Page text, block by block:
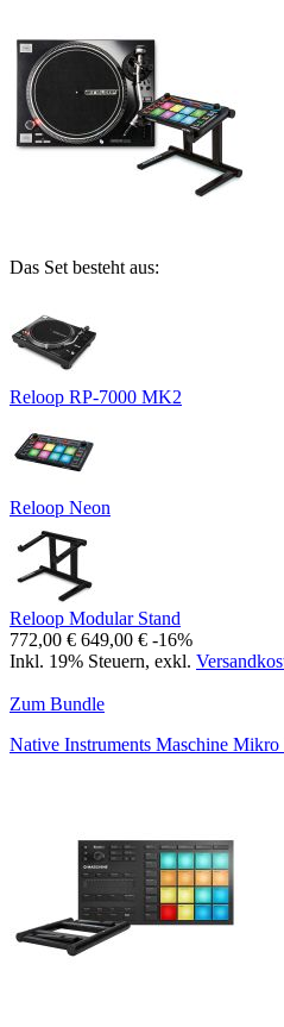
Das Set besteht aus:
Reloop RP-7000 MK2
Reloop Neon
Reloop Modular Stand
772,00 € 649,00 € -16%
Inkl. 19% Steuern, exkl.
Zum Bundle
Native Instruments Maschine